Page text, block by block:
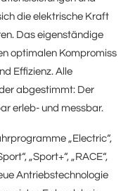
die elektrische Kraft
Das eigenständige
optimalen Kompromiss
Effizienz. Alle
abgestimmt: Der
erleb- und messbar.
„Electric“,
„Sport+“, „RACE“,
Antriebstechnologie